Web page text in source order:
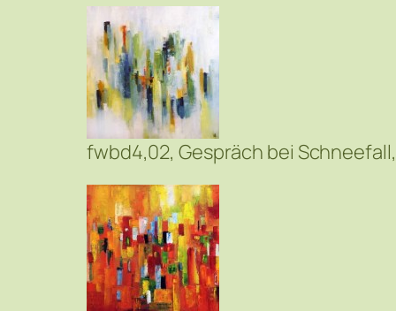
fwbd4,02, Gespräch bei Schneefall,